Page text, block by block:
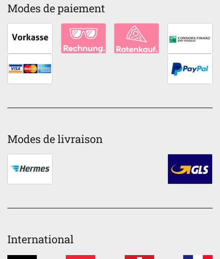
Modes de paiement
Modes de livraison
International